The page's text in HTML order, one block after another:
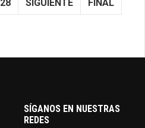
28 SIGUIENTE FINAL
SÍGANOS EN NUESTRAS
REDES